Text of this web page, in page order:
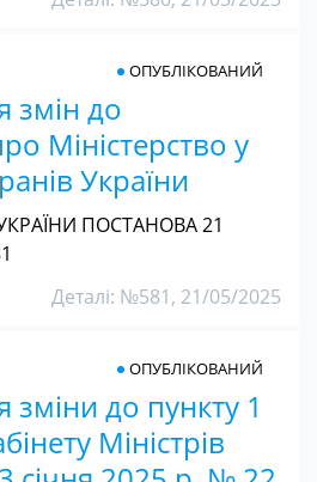
змін до
Міністерство у
України
ОПУБЛІКОВАНИЙ
ПОСТАНОВА 21
Деталі: №581, 21/05/2025
до пункту 1
Міністрів
ОПУБЛІКОВАНИЙ